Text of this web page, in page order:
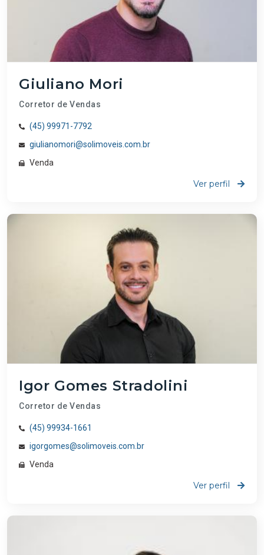
Giuliano Mori
Corretor de Vendas
(45) 99971-7792
giulianomori@solimoveis.com.br
Venda
Ver perfil
Igor Gomes Stradolini
Corretor de Vendas
(45) 99934-1661
igorgomes@solimoveis.com.br
Venda
Ver perfil